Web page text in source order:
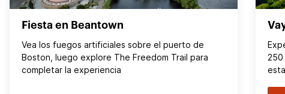
Fiesta en Beantown
Vea los fuegos artificiales sobre el puerto de
Boston, luego explore The Freedom Trail para
completar la experiencia